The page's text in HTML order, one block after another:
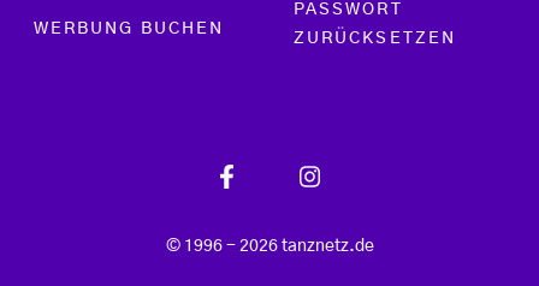
WERBUNG BUCHEN
PASSWORT
ZURÜCKSETZEN
© 1996 - 2026 tanznetz.de